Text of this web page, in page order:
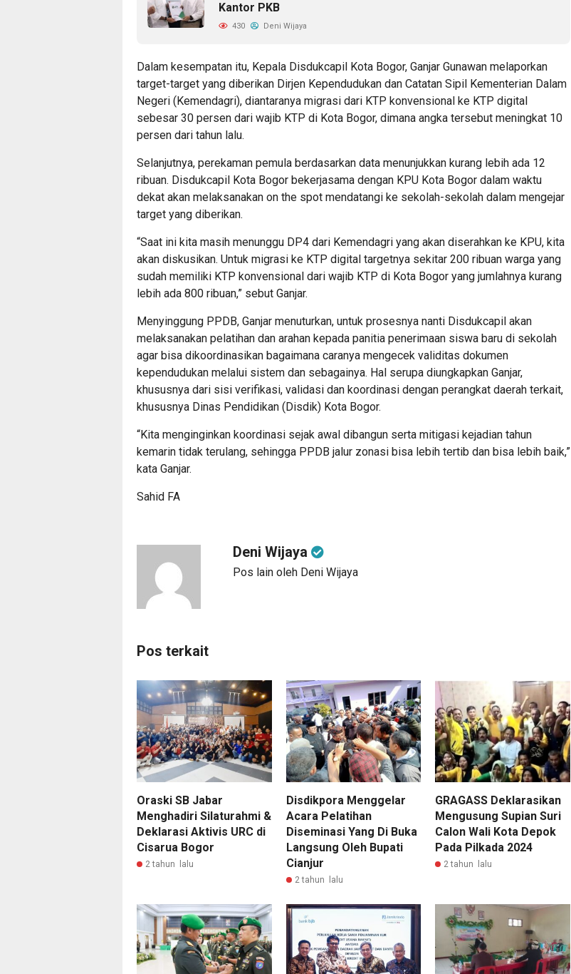
Kantor PKB
430 Deni Wijaya
Dalam kesempatan itu, Kepala Disdukcapil Kota Bogor, Ganjar Gunawan melaporkan
target-target yang diberikan Dirjen Kependudukan dan Catatan Sipil Kementerian Dalam
Negeri (Kemendagri), diantaranya migrasi dari KTP konvensional ke KTP digital
sebesar 30 persen dari wajib KTP di Kota Bogor, dimana angka tersebut meningkat 10
persen dari tahun lalu.
Selanjutnya, perekaman pemula berdasarkan data menunjukkan kurang lebih ada 12
ribuan. Disdukcapil Kota Bogor bekerjasama dengan KPU Kota Bogor dalam waktu
dekat akan melaksanakan on the spot mendatangi ke sekolah-sekolah dalam mengejar
target yang diberikan.
“Saat ini kita masih menunggu DP4 dari Kemendagri yang akan diserahkan ke KPU, kita
akan diskusikan. Untuk migrasi ke KTP digital targetnya sekitar 200 ribuan warga yang
sudah memiliki KTP konvensional dari wajib KTP di Kota Bogor yang jumlahnya kurang
lebih ada 800 ribuan,” sebut Ganjar.
Menyinggung PPDB, Ganjar menuturkan, untuk prosesnya nanti Disdukcapil akan
melaksanakan pelatihan dan arahan kepada panitia penerimaan siswa baru di sekolah
agar bisa dikoordinasikan bagaimana caranya mengecek validitas dokumen
kependudukan melalui sistem dan sebagainya. Hal serupa diungkapkan Ganjar,
khususnya dari sisi verifikasi, validasi dan koordinasi dengan perangkat daerah terkait,
khususnya Dinas Pendidikan (Disdik) Kota Bogor.
“Kita menginginkan koordinasi sejak awal dibangun serta mitigasi kejadian tahun
kemarin tidak terulang, sehingga PPDB jalur zonasi bisa lebih tertib dan bisa lebih baik,”
kata Ganjar.
Sahid FA
Deni Wijaya
Pos lain oleh Deni Wijaya
Pos terkait
Oraski SB Jabar
Menghadiri Silaturahmi &
Deklarasi Aktivis URC di
Cisarua Bogor
2 tahun lalu
Disdikpora Menggelar
Acara Pelatihan
Diseminasi Yang Di Buka
Langsung Oleh Bupati
Cianjur
2 tahun lalu
GRAGASS Deklarasikan
Mengusung Supian Suri
Calon Wali Kota Depok
Pada Pilkada 2024
2 tahun lalu